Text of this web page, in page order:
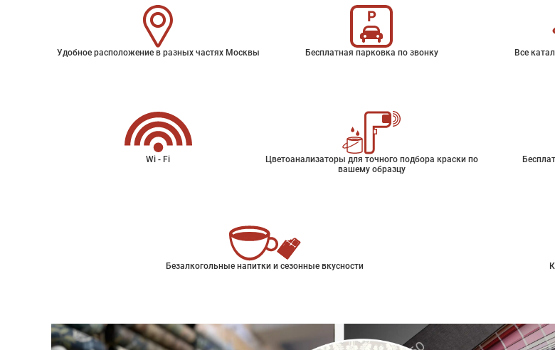
Удобное расположение в разных частях Москвы Бесплатная парковка по звонку Все
Wi - Fi
Цветоанализаторы для точного подбора краски по
вашему образцу
Безалкогольные напитки и сезонные вкусности